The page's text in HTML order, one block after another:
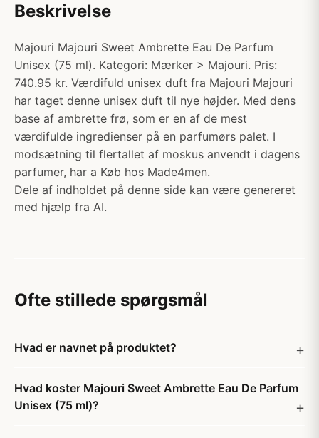
Beskrivelse
Majouri Majouri Sweet Ambrette Eau De Parfum
Unisex (75 ml). Kategori: Mærker > Majouri. Pris:
740.95 kr. Værdifuld unisex duft fra Majouri Majouri
har taget denne unisex duft til nye højder. Med dens
base af ambrette frø, som er en af de mest
værdifulde ingredienser på en parfumørs palet. I
modsætning til flertallet af moskus anvendt i dagens
parfumer, har a Køb hos Made4men.
Dele af indholdet på denne side kan være genereret
med hjælp fra AI.
Ofte stillede spørgsmål
Hvad er navnet på produktet?
Hvad koster Majouri Sweet Ambrette Eau De Parfum
Unisex (75 ml)?